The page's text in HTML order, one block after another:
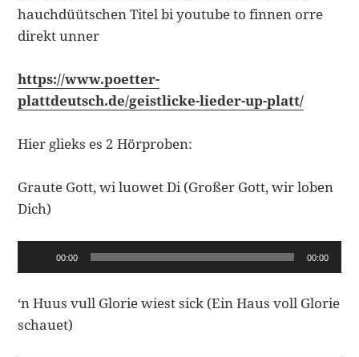
hauchdüütschen Titel bi youtube to finnen orre
direkt unner
https://www.poetter-
plattdeutsch.de/geistlicke-lieder-up-platt/
Hier glieks es 2 Hörproben:
Graute Gott, wi luowet Di (Großer Gott, wir loben
Dich)
Audio-
Player
00:00 00:00
‘n Huus vull Glorie wiest sick (Ein Haus voll Glorie
schauet)